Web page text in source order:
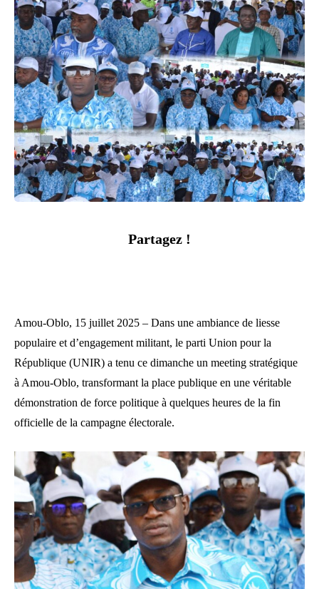
Partagez !
Amou-Oblo, 15 juillet 2025 – Dans une ambiance de liesse
populaire et d’engagement militant, le parti Union pour la
République (UNIR) a tenu ce dimanche un meeting stratégique
à Amou-Oblo, transformant la place publique en une véritable
démonstration de force politique à quelques heures de la fin
officielle de la campagne électorale.